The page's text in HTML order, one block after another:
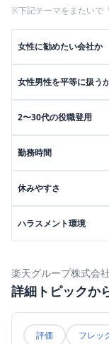
※下記テーマをまたいで
女性に勧めたい会社か
女性男性を平等に扱う
2〜30代の役職登用
勤務時間
休みやすさ
ハラスメント環境
楽天グループ株式会
詳細トピックか
評価 フレッ